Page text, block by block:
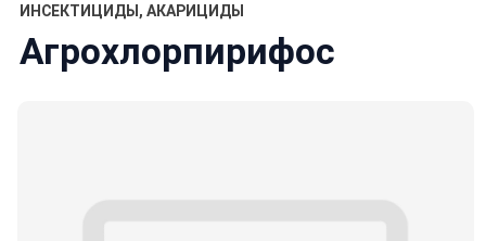
ИНСЕКТИЦИДЫ, АКАРИЦИДЫ
Агрохлорпирифос